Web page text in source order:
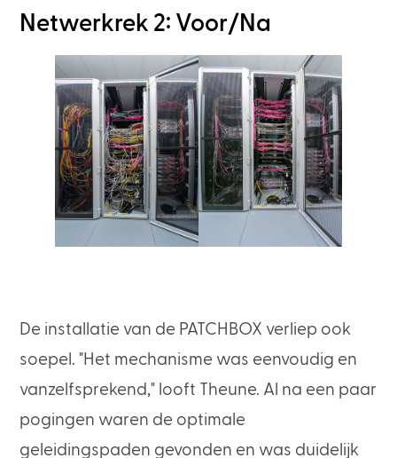
Netwerkrek 2: Voor/Na
De installatie van de PATCHBOX verliep ook
soepel. "Het mechanisme was eenvoudig en
vanzelfsprekend," looft Theune. Al na een paar
pogingen waren de optimale
geleidingspaden gevonden en was duidelijk